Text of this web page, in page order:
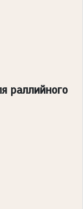
раллийного